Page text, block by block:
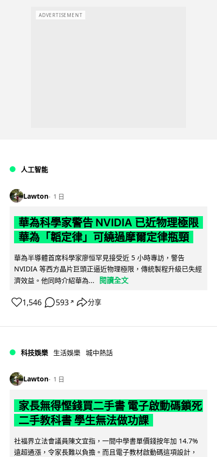
ADVERTISEMENT
人工智能
Lawton 1 日
華為科學家警告 NVIDIA 已近物理極限
華為「韜定律」可繞過摩爾定律瓶頸
華為半導體首席科學家廖恒罕見接受近 5 小時專訪，警告
NVIDIA 等西方晶片巨頭正逼近物理極限，傳統製程升級已失經
濟效益。他同時介紹華為...
閱讀全文
1,546 593 ↗ 分享
科技娛樂 生活娛樂 城中熱話
Lawton 1 日
家長無得慳錢買二手書 電子啟動碼鎖死
二手教科書 學生無法做功課
社福界立法會議員陳文宜指，一間中學書單價錢按年加 14.7%
遠超通漲，令家長難以負擔。而且電子教材啟動碼這項設計，